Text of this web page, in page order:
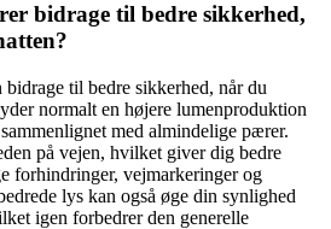
bidrage til bedre sikkerhed,
til bedre sikkerhed, når du
normalt en højere lumenproduktion
med almindelige pærer.
på vejen, hvilket giver dig bedre
forhindringer, vejmarkeringer og
lys kan også øge din synlighed
igen forbedrer den generelle